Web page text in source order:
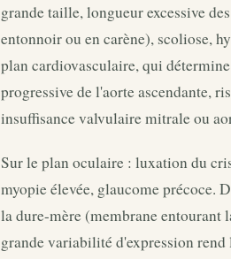
grande taille, longueur excessive
entonnoir ou en carène), scoliose,
plan cardiovasculaire, qui
progressive de l'aorte ascendante,
insuffisance valvulaire mitrale ou
Sur le plan oculaire : luxation du
myopie élevée, glaucome précoce.
la dure-mère (membrane
grande variabilité d'expression